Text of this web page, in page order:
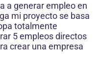
a generar empleo en
mi proyecto se basa
totalmente
5 empleos directos
crear una empresa